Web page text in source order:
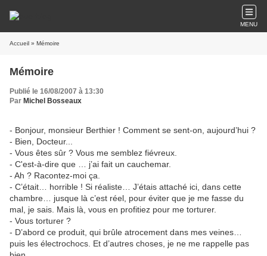
MENU
Accueil » Mémoire
Mémoire
Publié le 16/08/2007 à 13:30
Par Michel Bosseaux
- Bonjour, monsieur Berthier ! Comment se sent-on, aujourd’hui ?
- Bien, Docteur...
- Vous êtes sûr ? Vous me semblez fiévreux.
- C'est-à-dire que … j’ai fait un cauchemar.
- Ah ? Racontez-moi ça.
- C’était… horrible ! Si réaliste… J’étais attaché ici, dans cette
chambre… jusque là c’est réel, pour éviter que je me fasse du
mal, je sais. Mais là, vous en profitiez pour me torturer.
- Vous torturer ?
- D’abord ce produit, qui brûle atrocement dans mes veines…
puis les électrochocs. Et d’autres choses, je ne me rappelle pas